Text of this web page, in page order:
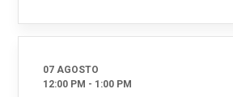
07 AGOSTO
12:00 PM - 1:00 PM